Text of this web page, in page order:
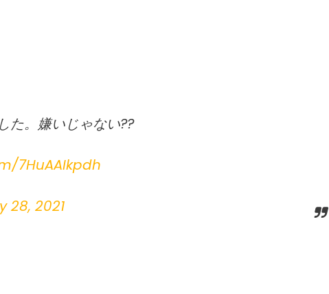
た。嫌いじゃない??
7HuAAIkpdh
28, 2021